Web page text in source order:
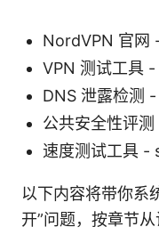
NordVPN 官
VPN 测试工具
DNS 泄露检测
公共安全性评
速度测试工具 -
以下内容将带你系
开”问题，按章节